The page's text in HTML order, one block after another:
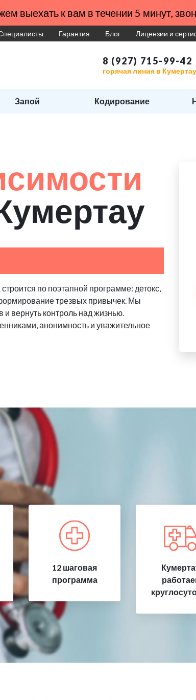
выехать к вам в течении 5 минут,
Гарантия Блог Лицензии и
8 (927) 715-99-42
горячая линия в Кумертау
Запой Кодирование
по поэтапной программе: детокс,
трезвых привычек. Мы
и вернуть контроль над жизнью.
анонимность и уважительное
12 шаговая
программа